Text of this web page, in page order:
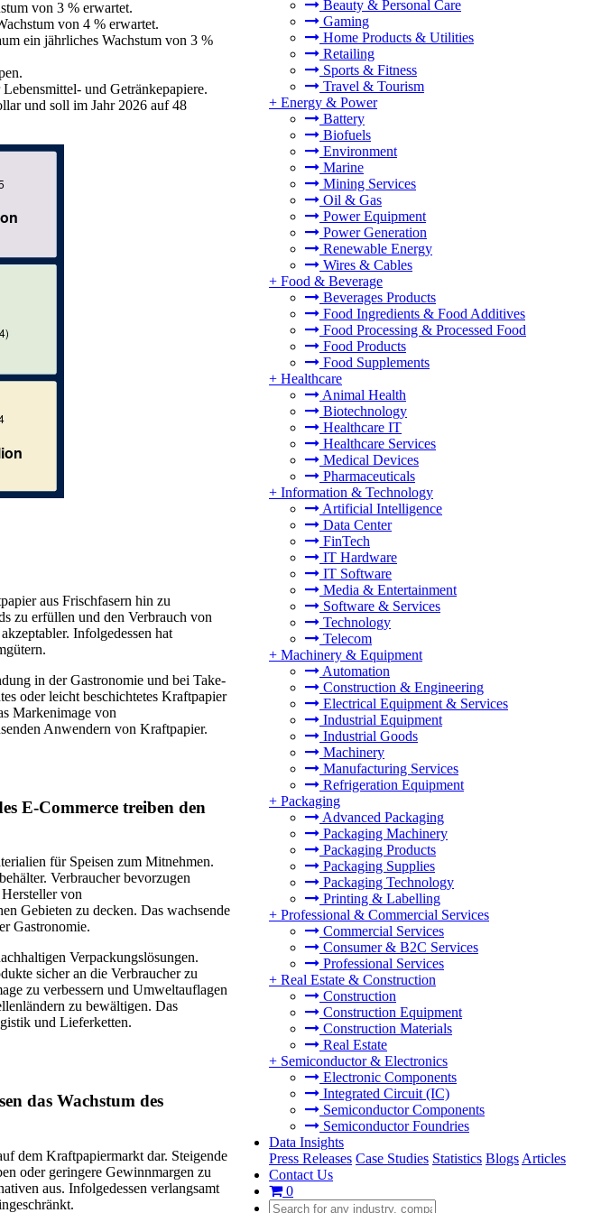
Beauty & Personal Care
Gaming
Home Products & Utilities
Retailing
Sports & Fitness
Travel & Tourism
+ Energy & Power
Battery
Biofuels
Environment
Marine
Mining Services
Oil & Gas
Power Equipment
Power Generation
Renewable Energy
Wires & Cables
+ Food & Beverage
Beverages Products
Food Ingredients & Food Additives
Food Processing & Processed Food
Food Products
Food Supplements
+ Healthcare
Animal Health
Biotechnology
Healthcare IT
Healthcare Services
Medical Devices
Pharmaceuticals
+ Information & Technology
Artificial Intelligence
Data Center
FinTech
IT Hardware
IT Software
Media & Entertainment
Software & Services
Technology
Telecom
+ Machinery & Equipment
Automation
Construction & Engineering
Electrical Equipment & Services
Industrial Equipment
Industrial Goods
Machinery
Manufacturing Services
Refrigeration Equipment
+ Packaging
Advanced Packaging
Packaging Machinery
Packaging Products
Packaging Supplies
Packaging Technology
Printing & Labelling
+ Professional & Commercial Services
Commercial Services
Consumer & B2C Services
Professional Services
+ Real Estate & Construction
Construction
Construction Equipment
Construction Materials
Real Estate
+ Semiconductor & Electronics
Electronic Components
Integrated Circuit (IC)
Semiconductor Components
Semiconductor Foundries
Data Insights
Press Releases Case Studies Statistics Blogs Articles
Contact Us
0
von 3 % erwartet.
von 4 % erwartet.
ein jährliches Wachstum von 3 %
und Getränkepapiere.
und soll im Jahr 2026 auf 48
aus Frischfasern hin zu
zu erfüllen und den Verbrauch von
Infolgedessen hat
in der Gastronomie und bei Take-
oder leicht beschichtetes Kraftpapier
Markenimage von
Anwendern von Kraftpapier.
E-Commerce treiben den
für Speisen zum Mitnehmen.
Verbraucher bevorzugen
von
Gebieten zu decken. Das wachsende
Gastronomie.
Verpackungslösungen.
sicher an die Verbraucher zu
zu verbessern und Umweltauflagen
zu bewältigen. Das
und Lieferketten.
das Wachstum des
dem Kraftpapiermarkt dar. Steigende
oder geringere Gewinnmargen zu
aus. Infolgedessen verlangsamt